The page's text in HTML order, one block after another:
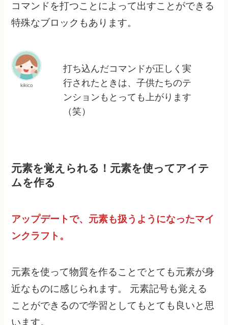
コマンドを打つことによって出すことができる
特殊なブロックもあります。
kikico
打ち込んだコマンドが正しく実
行されたときは、子供たちのテ
ンションもとっても上がります
（笑）
元素を覚えられる！元素を使ってアイテ
ムを作る
アップデートで、元素も扱うようになったマイ
ンクラフト。
元素を使って物質を作ることでとても元素が身
近なものに感じられます。 元素記号も覚える
ことができるので学習としてもとても良いと思
います。